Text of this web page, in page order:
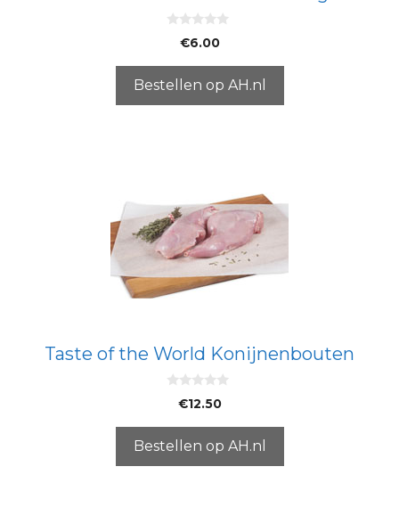
5
€6.00
Bestellen op AH.nl
Taste of the World Konijnenbouten
5
€12.50
Bestellen op AH.nl